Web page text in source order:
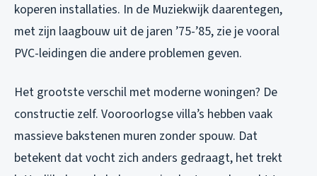
koperen installaties. In de Muziekwijk daarentegen,
met zijn laagbouw uit de jaren ’75-’85, zie je vooral
PVC-leidingen die andere problemen geven.
Het grootste verschil met moderne woningen? De
constructie zelf. Vooroorlogse villa’s hebben vaak
massieve bakstenen muren zonder spouw. Dat
betekent dat vocht zich anders gedraagt, het trekt